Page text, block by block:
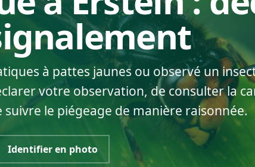
à pattes jaunes ou observé un
votre observation, de consulter la
le piégeage de manière raisonnée.
Identifier en photo